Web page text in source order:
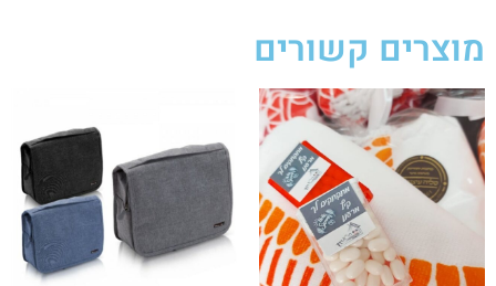
מוצרים קשורים